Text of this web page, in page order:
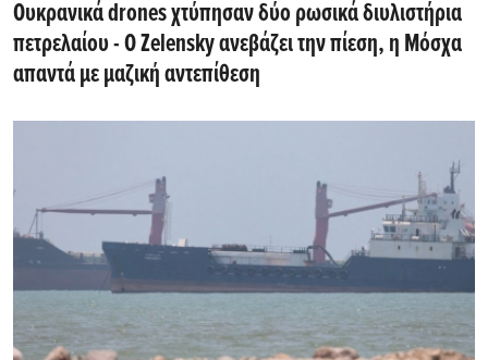
Ουκρανικά drones χτύπησαν δύο ρωσικά διυλιστήρια
πετρελαίου - Ο Zelensky ανεβάζει την πίεση, η Μόσχα
απαντά με μαζική αντεπίθεση